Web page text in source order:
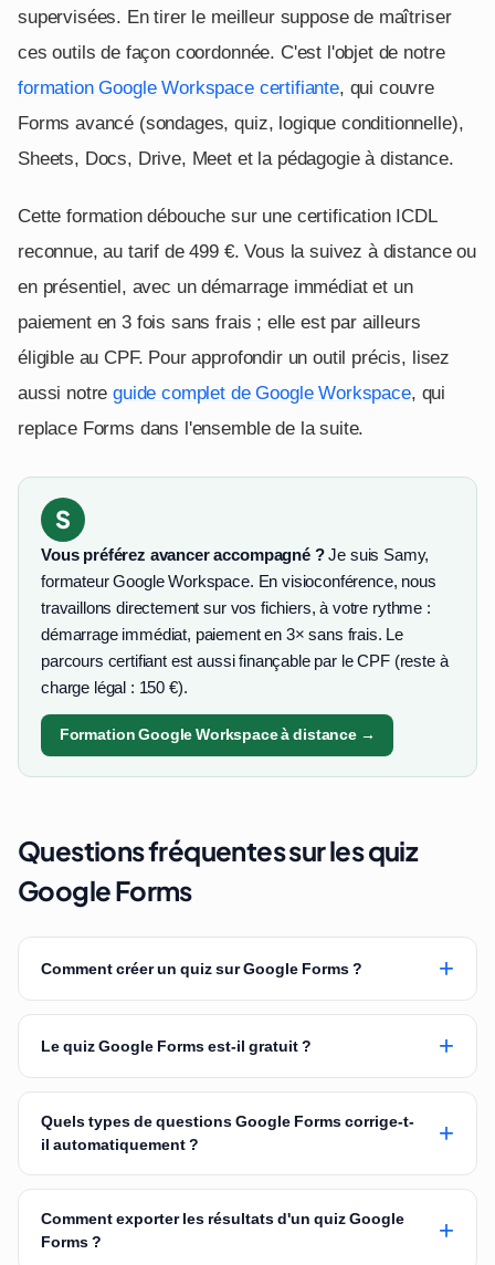
supervisées. En tirer le meilleur suppose de maîtriser
ces outils de façon coordonnée. C'est l'objet de notre
formation Google Workspace certifiante, qui couvre
Forms avancé (sondages, quiz, logique conditionnelle),
Sheets, Docs, Drive, Meet et la pédagogie à distance.
Cette formation débouche sur une certification ICDL
reconnue, au tarif de 499 €. Vous la suivez à distance ou
en présentiel, avec un démarrage immédiat et un
paiement en 3 fois sans frais ; elle est par ailleurs
éligible au CPF. Pour approfondir un outil précis, lisez
aussi notreguide complet de Google Workspace, qui
replace Forms dans l'ensemble de la suite.
S
Vous préférez avancer accompagné ?Je suis Samy,
formateur Google Workspace. En visioconférence, nous
travaillons directement sur vos fichiers, à votre rythme :
démarrage immédiat, paiement en 3× sans frais. Le
parcours certifiant est aussi finançable par le CPF (reste à
charge légal : 150 €).
Formation Google Workspace à distance →
Questions fréquentes sur les quiz
Google Forms
Comment créer un quiz sur Google Forms ? +
Le quiz Google Forms est-il gratuit ? +
Quels types de questions Google Forms corrige-t-
il automatiquement ?
+
Comment exporter les résultats d'un quiz Google
Forms ?
+